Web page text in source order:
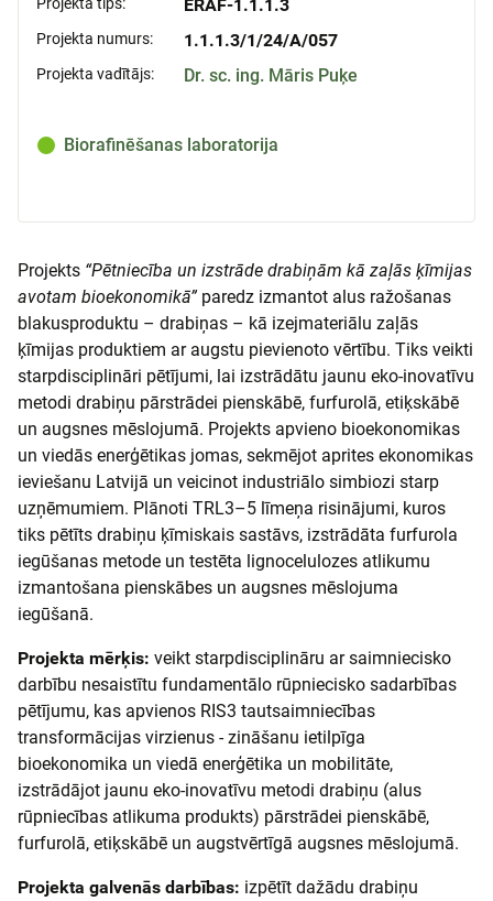
Projekts “Pētniecība un izstrāde drabiņām kā zaļās ķīmijas
avotam bioekonomikā”paredz izmantot alus ražošanas
blakusproduktu – drabiņas – kā izejmateriālu zaļās
ķīmijas produktiem ar augstu pievienoto vērtību. Tiks veikti
starpdisciplināri pētījumi, lai izstrādātu jaunu eko-inovatīvu
metodi drabiņu pārstrādei pienskābē, furfurolā, etiķskābē
un augsnes mēslojumā. Projekts apvieno bioekonomikas
un viedās enerģētikas jomas, sekmējot aprites ekonomikas
ieviešanu Latvijā un veicinot industriālo simbiozi starp
uzņēmumiem. Plānoti TRL3–5 līmeņa risinājumi, kuros
tiks pētīts drabiņu ķīmiskais sastāvs, izstrādāta furfurola
iegūšanas metode un testēta lignocelulozes atlikumu
izmantošana pienskābes un augsnes mēslojuma
iegūšanā.
Projekta mērķis: veikt starpdisciplināru ar saimniecisko
darbību nesaistītu fundamentālo rūpniecisko sadarbības
pētījumu, kas apvienos RIS3 tautsaimniecības
transformācijas virzienus - zināšanu ietilpīga
bioekonomika un viedā enerģētika un mobilitāte,
izstrādājot jaunu eko-inovatīvu metodi drabiņu (alus
rūpniecības atlikuma produkts) pārstrādei pienskābē,
furfurolā, etiķskābē un augstvērtīgā augsnes mēslojumā.
Projekta galvenās darbības: izpētīt dažādu drabiņu
ERAF-1.1.1.3
Projekta numurs: 1.1.1.3/1/24/A/057
Projekta vadītājs: Dr. sc. ing. Māris Puķe
Biorafinēšanas laboratorija